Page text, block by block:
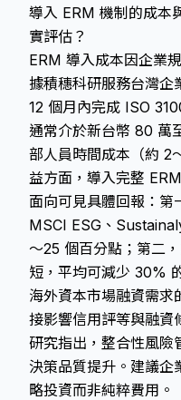
導入 ERM 機制的成本
實評估？
ERM 導入成本因企業
據積穗科研服務台灣企
12 個月內完成 ISO
通常介於新台幣 80 萬
部人員時間成本（約 2
益方面，導入完整
面向可見具體回報：第
MSCI ESG、
～25 個百分點；第二
短，平均可減少 30%
海外資本市場融資需求
接影響信用評等與融資
研究指出，整合性風
決策品質提升。建議企
略投資而非純粹費用。